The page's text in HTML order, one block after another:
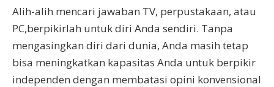
Alih-alih mencari jawaban TV, perpustakaan, atau
PC,berpikirlah untuk diri Anda sendiri. Tanpa
mengasingkan diri dari dunia, Anda masih tetap
bisa meningkatkan kapasitas Anda untuk berpikir
independen dengan membatasi opini konvensional